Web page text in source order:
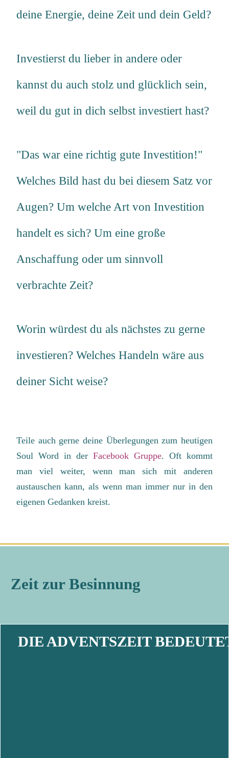
deine Energie, deine Zeit und dein Geld?
Investierst du lieber in andere oder
kannst du auch stolz und glücklich sein,
weil du gut in dich selbst investiert hast?
"Das war eine richtig gute Investition!"
Welches Bild hast du bei diesem Satz vor
Augen? Um welche Art von Investition
handelt es sich? Um eine große
Anschaffung oder um sinnvoll
verbrachte Zeit?
Worin würdest du als nächstes zu gerne
investieren? Welches Handeln wäre aus
deiner Sicht weise?
Teile auch gerne deine Überlegungen zum heutigen
Soul Word in der Facebook Gruppe. Oft kommt
man viel weiter, wenn man sich mit anderen
austauschen kann, als wenn man immer nur in den
eigenen Gedanken kreist.
Zeit zur Besinnung
DIE ADVENTSZEIT